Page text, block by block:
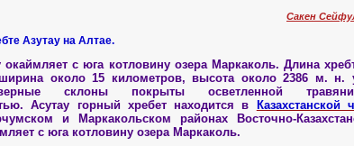
Сакен
Азутау на Алтае.
окаймляет с юга котловину озера Маркаколь. Длина
около 15 километров, высота около 2386 м. н.
склоны покрыты осветленной
Асутау горный хребет находится в
Казахстанской
и Маркакольском районах Восточно-
с юга котловину озера Маркаколь.